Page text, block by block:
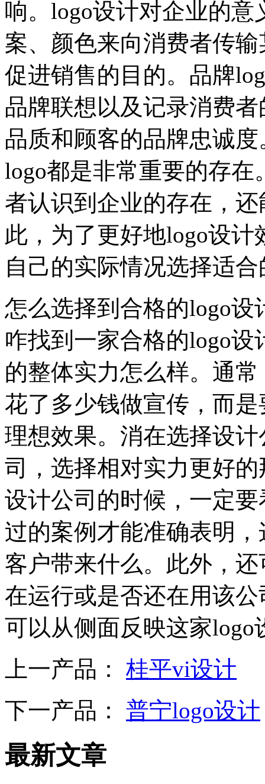
响。logo设计对企业的
案、颜色来向消费者传
促进销售的目的。品牌
品牌联想以及记录消费
品质和顾客的品牌忠诚
logo都是非常重要的存
者认识到企业的存在，
此，为了更好地logo设
自己的实际情况选择适
怎么选择到合格的logo
咋找到一家合格的logo
的整体实力怎么样。通
花了多少钱做宣传，而
理想效果。消在选择设
司，选择相对实力更好
设计公司的时候，一定
过的案例才能准确表明
客户带来什么。此外，
在运行或是否还在用该
可以从侧面反映这家
上一产品： 桂平vi设计
下一产品： 普宁logo设计
最新文章